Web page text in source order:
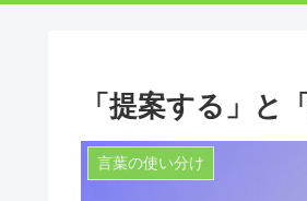
「提案する」と
言葉の使い分け